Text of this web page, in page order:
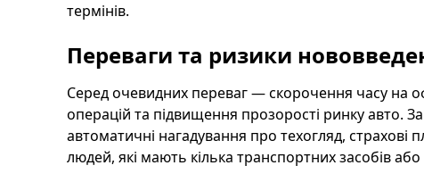
термінів.
Переваги та ризики
Серед очевидних переваг — скорочення часу на
операцій та підвищення прозорості ринку авто.
автоматичні нагадування про техогляд, страхові
людей, які мають кілька транспортних засобів